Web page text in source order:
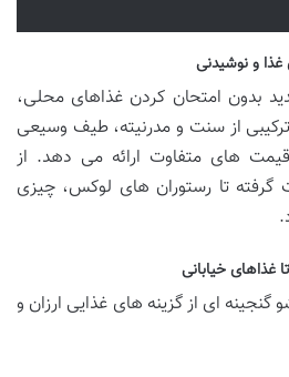
و نوشیدنی
بدون امتحان کردن غذاهای محلی،
از سنت و مدرنیته، طیف وسیعی
قیمت های متفاوت ارائه می دهد. از
گرفته تا رستوران های لوکس، چیزی
غذاهای خیابانی
گنجینه ای از گزینه های غذایی ارزان و